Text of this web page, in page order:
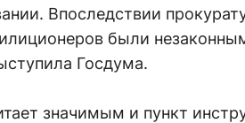
Впоследствии
были
Госдума.
значимым и пункт